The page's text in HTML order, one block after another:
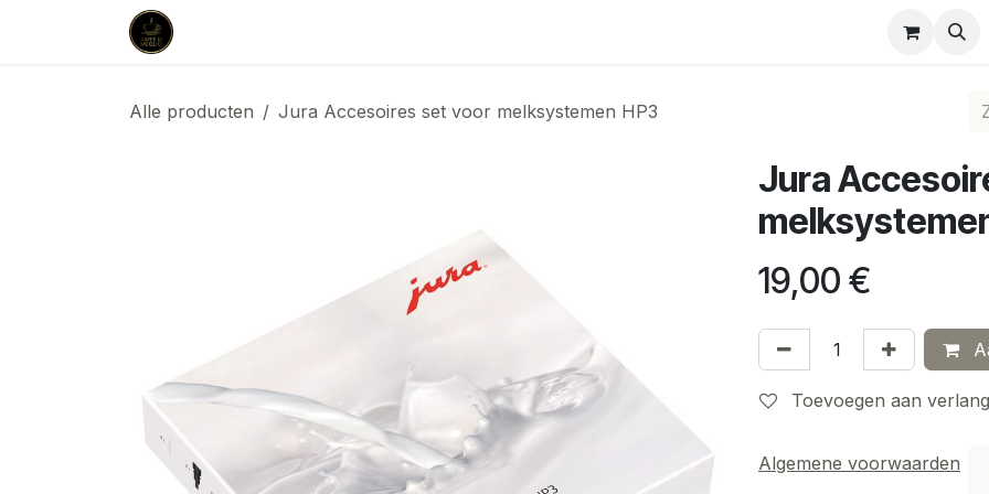
Overslaan naar inhoud
Jura Home Preventieve
Alle producten Jura Accesoires set voor melksystemen HP3
Jura
19,00 €
Toevoegen aan
Algemene voorwaarden